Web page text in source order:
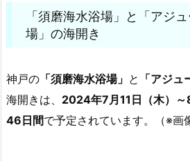
「須磨海水浴場」と「アジ
場」の海開き
神戸の 「須磨海水浴場」 と 「アジュ
海開きは、 2024年7月11日（木）
46日間で予定されています。（※画